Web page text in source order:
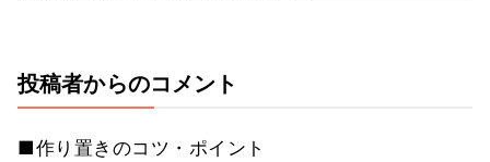
投稿者からのコメント
■作り置きのコツ・ポイント